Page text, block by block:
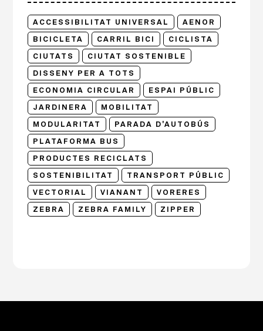
ACCESSIBILITAT UNIVERSAL
AENOR
BICICLETA
CARRIL BICI
CICLISTA
CIUTATS
CIUTAT SOSTENIBLE
DISSENY PER A TOTS
ECONOMIA CIRCULAR
ESPAI PÚBLIC
JARDINERA
MOBILITAT
MODULARITAT
PARADA D'AUTOBÚS
PLATAFORMA BUS
PRODUCTES RECICLATS
SOSTENIBILITAT
TRANSPORT PÚBLIC
VECTORIAL
VIANANT
VORERES
ZEBRA
ZEBRA FAMILY ZIPPER